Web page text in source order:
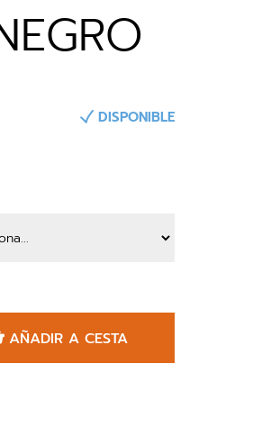
DISPONIBLE
AÑADIR A CESTA